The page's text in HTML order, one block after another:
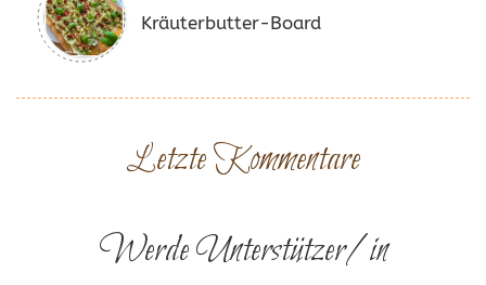
Kräuterbutter-Board
Letzte Kommentare
Werde Unterstützer/in